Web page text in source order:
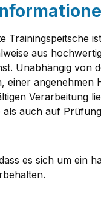
Trainingspeitsche
aus
Unabhängig von
einer
Verarbeitung
als auch auf
es sich um ein